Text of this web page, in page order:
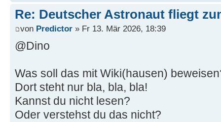
Re: Deutscher Astronaut fliegt
von Predictor » Fr 13. Mär 2026, 18:39
@Dino
Was soll das mit Wiki(hausen)
Dort steht nur bla, bla, bla!
Kannst du nicht lesen?
Oder verstehst du das nicht?